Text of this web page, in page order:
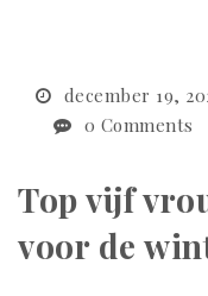
december 19,
0 Comments
Top vijf
voor de